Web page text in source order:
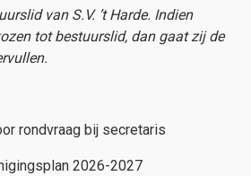
van S.V. ’t Harde. Indien
tot bestuurslid, dan gaat zij de
rondvraag bij secretaris
2026-2027